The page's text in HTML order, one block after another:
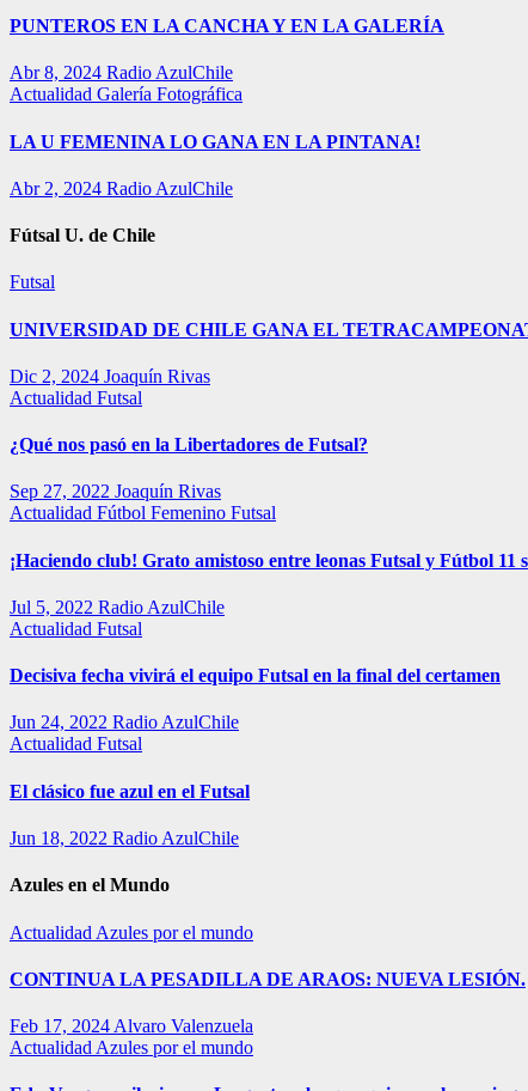
PUNTEROS EN LA CANCHA Y EN LA GALERÍA
Abr 8, 2024 Radio AzulChile
Actualidad Galería Fotográfica
LA U FEMENINA LO GANA EN LA PINTANA!
Abr 2, 2024 Radio AzulChile
Fútsal U. de Chile
Futsal
UNIVERSIDAD DE CHILE GANA EL
Dic 2, 2024 Joaquín Rivas
Actualidad Futsal
¿Qué nos pasó en la Libertadores de Futsal?
Sep 27, 2022 Joaquín Rivas
Actualidad Fútbol Femenino Futsal
¡Haciendo club! Grato amistoso entre leonas Futsal y Fútbol 11
Jul 5, 2022 Radio AzulChile
Actualidad Futsal
Decisiva fecha vivirá el equipo Futsal en la final del certamen
Jun 24, 2022 Radio AzulChile
Actualidad Futsal
El clásico fue azul en el Futsal
Jun 18, 2022 Radio AzulChile
Azules en el Mundo
Actualidad Azules por el mundo
CONTINUA LA PESADILLA DE ARAOS: NUEVA LESIÓN.
Feb 17, 2024 Alvaro Valenzuela
Actualidad Azules por el mundo